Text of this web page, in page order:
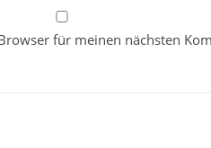
für meinen nächsten